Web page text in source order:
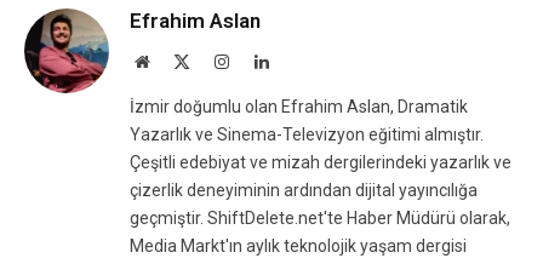
Efrahim Aslan
Website InstagramLinkedIn
İzmir doğumlu olan Efrahim Aslan, Dramatik
Yazarlık ve Sinema-Televizyon eğitimi almıştır.
Çeşitli edebiyat ve mizah dergilerindeki yazarlık ve
çizerlik deneyiminin ardından dijital yayıncılığa
geçmiştir. ShiftDelete.net'te Haber Müdürü olarak,
Media Markt'ın aylık teknolojik yaşam dergisi